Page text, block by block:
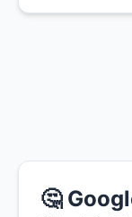
🤔